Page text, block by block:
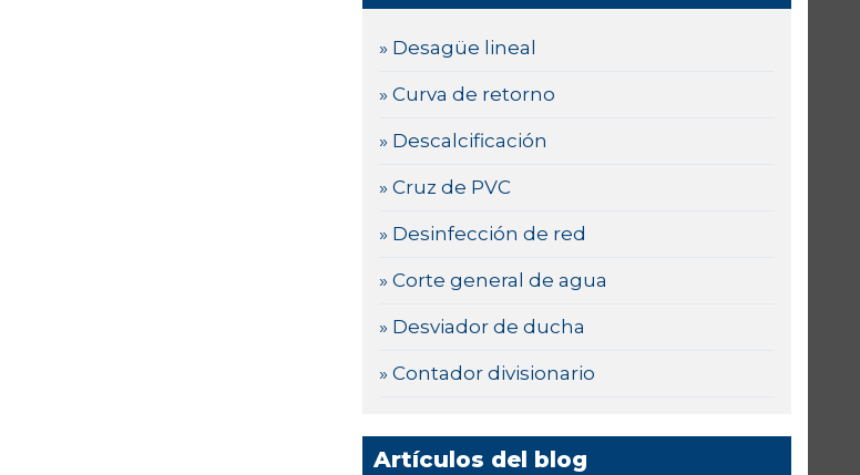
» Desagüe lineal
» Curva de retorno
» Descalcificación
» Cruz de PVC
» Desinfección de red
» Corte general de agua
» Desviador de ducha
» Contador divisionario
Artículos del blog